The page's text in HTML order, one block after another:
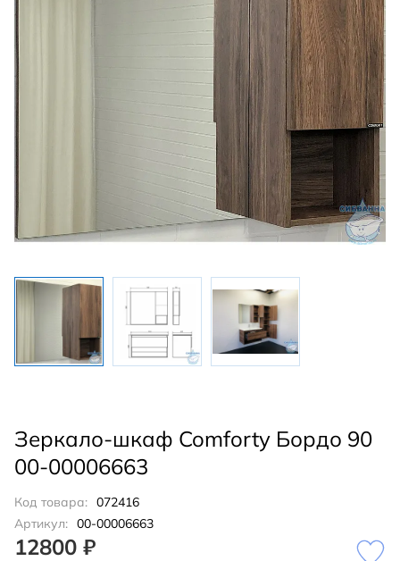
Зеркало-шкаф Comforty Бордо 90
00-00006663
Код товара: 072416
Артикул: 00-00006663
12800 ₽